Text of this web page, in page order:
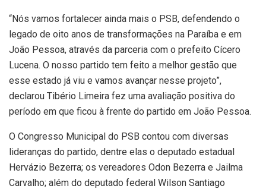
“Nós vamos fortalecer ainda mais o PSB, defendendo o
legado de oito anos de transformações na Paraíba e em
João Pessoa, através da parceria com o prefeito Cícero
Lucena. O nosso partido tem feito a melhor gestão que
esse estado já viu e vamos avançar nesse projeto”,
declarou Tibério Limeira fez uma avaliação positiva do
período em que ficou à frente do partido em João Pessoa.
O Congresso Municipal do PSB contou com diversas
lideranças do partido, dentre elas o deputado estadual
Hervázio Bezerra; os vereadores Odon Bezerra e Jailma
Carvalho; além do deputado federal Wilson Santiago